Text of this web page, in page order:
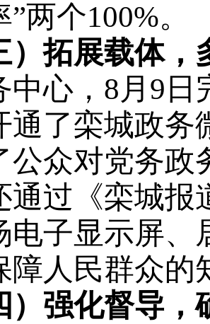
”两个100%。
）拓展载体
心， 8 月 9 日
通了栾城政务
公众对党务政
通过《栾城报
电子显示屏
障人民群众的
）强化督导